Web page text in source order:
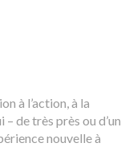
à l’action, à la
– de très près ou d’un
nouvelle à